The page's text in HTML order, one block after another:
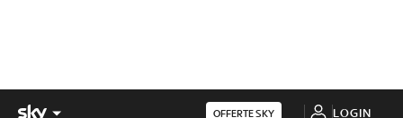
OFFERTE SKY LOGIN